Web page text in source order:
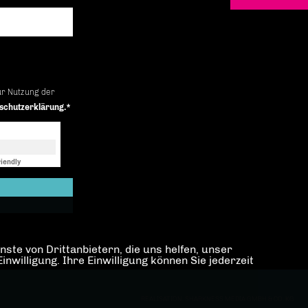
Nutzung der
von Drittanbietern, die uns helfen, unser
Ihre Einwilligung können Sie jederzeit